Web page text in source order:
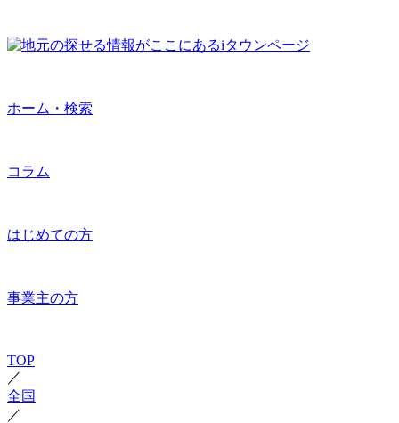
ホーム・検索
コラム
はじめての方
事業主の方
TOP
／
全国
／